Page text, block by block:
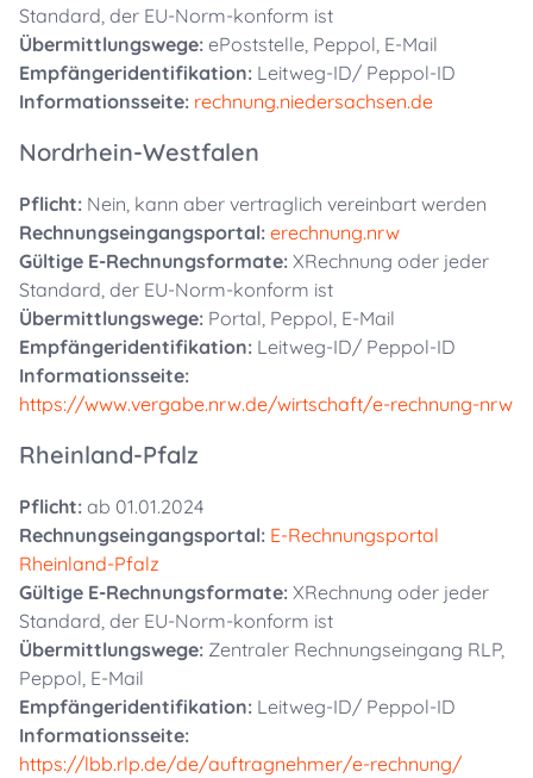
Standard, der EU-Norm-konform ist
Übermittlungswege: ePoststelle, Peppol, E-Mail
Empfängeridentifikation: Leitweg-ID/ Peppol-ID
Informationsseite: rechnung.niedersachsen.de
Nordrhein-Westfalen
Pflicht: Nein, kann aber vertraglich vereinbart werden
Rechnungseingangsportal: erechnung.nrw
Gültige E-Rechnungsformate: XRechnung oder jeder
Standard, der EU-Norm-konform ist
Übermittlungswege: Portal, Peppol, E-Mail
Empfängeridentifikation: Leitweg-ID/ Peppol-ID
Informationsseite:
https://www.vergabe.nrw.de/wirtschaft/e-rechnung-nrw
Rheinland-Pfalz
Pflicht: ab 01.01.2024
Rechnungseingangsportal: E-Rechnungsportal
Rheinland-Pfalz
Gültige E-Rechnungsformate: XRechnung oder jeder
Standard, der EU-Norm-konform ist
Übermittlungswege: Zentraler Rechnungseingang RLP,
Peppol, E-Mail
Empfängeridentifikation: Leitweg-ID/ Peppol-ID
Informationsseite:
https://lbb.rlp.de/de/auftragnehmer/e-rechnung/